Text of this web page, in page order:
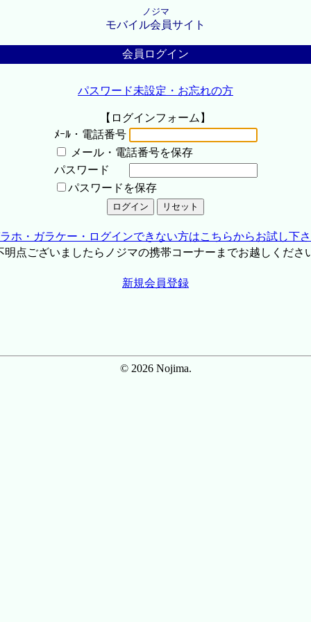
ノジマ
モバイル会員サイト
会員ログイン
パスワード未設定・お忘れの方
【ログインフォーム】
ﾒｰﾙ・電話番号
メール・電話番号を保存
パスワード
パスワードを保存
ホ・ガラケー・ログインできない方はこちらからお試し下
点ございましたらノジマの携帯コーナーまでお越しくださ
新規会員登録
© 2026 Nojima.